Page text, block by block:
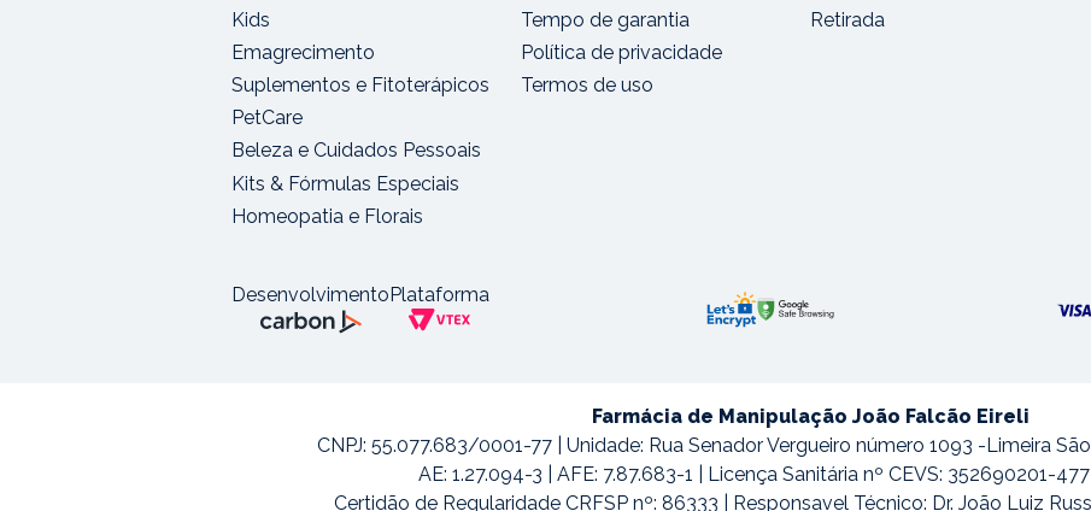
Kids
Emagrecimento
Suplementos e Fitoterápicos
PetCare
Beleza e Cuidados Pessoais
Kits & Fórmulas Especiais
Homeopatia e Florais
Tempo de garantia
Política de privacidade
Termos de uso
Retirada
DesenvolvimentoPlataforma
Farmácia de Manipulação João Falcão Eireli
CNPJ: 55.077.683/0001-77 | Unidade: Rua Senador Vergueiro número 1093 -Limeira
AE: 1.27.094-3 | AFE: 7.87.683-1 | Licença Sanitária nº CEVS: 352690201-
Certidão de Regularidade CRFSP nº: 86333 | Responsavel Técnico: Dr. João Luiz